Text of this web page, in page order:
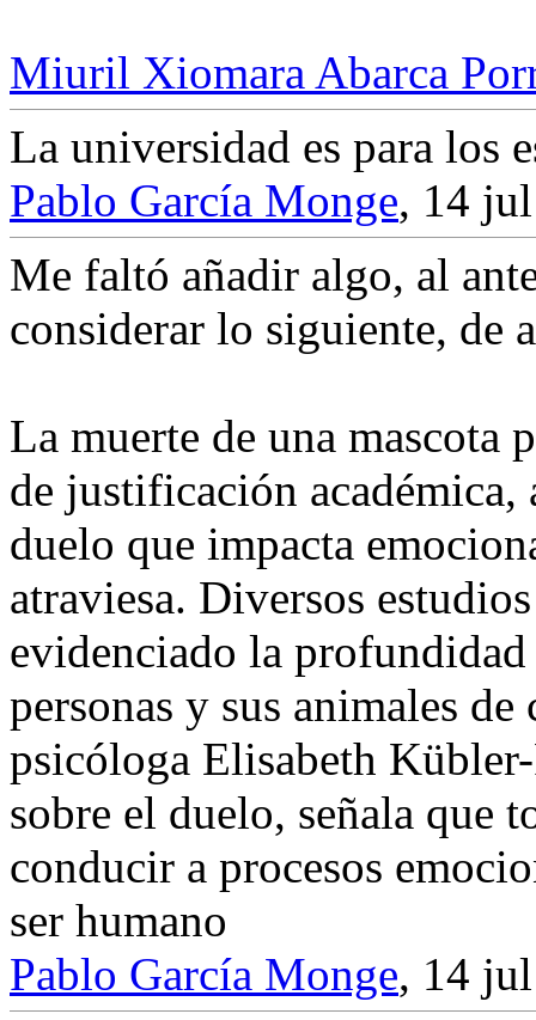
Miuril Xiomara Abarca
La universidad es para los
Pablo García Monge, 14
Me faltó añadir algo, al
considerar lo siguiente, de
La muerte de una mascota
de justificación académica,
duelo que impacta
atraviesa. Diversos
evidenciado la
personas y sus animales
psicóloga Elisabeth
sobre el duelo, señala que
conducir a procesos
ser humano
Pablo García Monge, 14